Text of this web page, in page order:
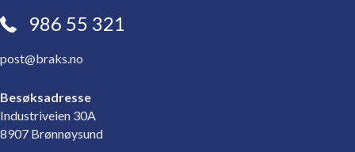
986 55 321
post@braks.no
Besøksadresse
Industriveien 30A
8907 Brønnøysund